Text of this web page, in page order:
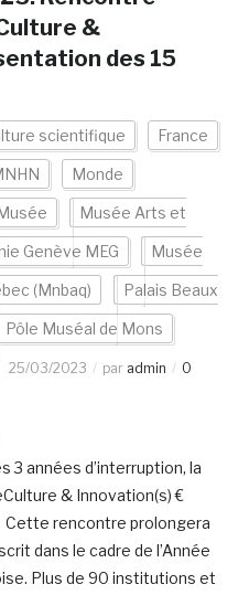
&
des 15
scientifique France
Monde
Musée Arts et
Genève MEG Musée
(Mnbaq) Palais Beaux
Pôle Muséal de Mons
25/03/2023 par admin
0
3 années d’interruption, la
& Innovation(s) €
rencontre prolongera
dans le cadre de l’Année
Plus de 90 institutions et